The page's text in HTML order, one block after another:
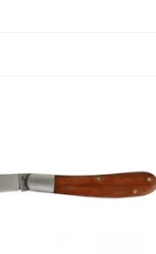
27475
STREND PRO